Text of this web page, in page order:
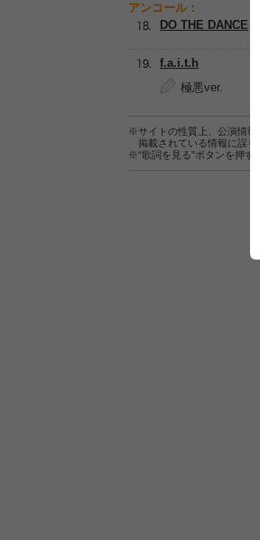
アンコール：
DO THE DANCE
f.a.i.t.h
極悪ver.
※サイトの性質上、公演情報
掲載されている情報に誤り
※“歌詞を見る”ボタンを押す